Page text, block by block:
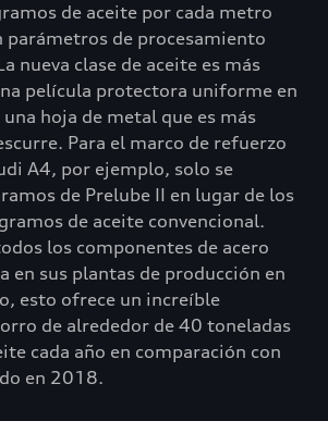
de aceite por cada metro
parámetros de procesamiento
nueva clase de aceite es más
película protectora uniforme en
hoja de metal que es más
Para el marco de refuerzo
A4, por ejemplo, solo se
de Prelube II en lugar de los
de aceite convencional.
los componentes de acero
en sus plantas de producción en
esto ofrece un increíble
de alrededor de 40 toneladas
cada año en comparación con
en 2018.